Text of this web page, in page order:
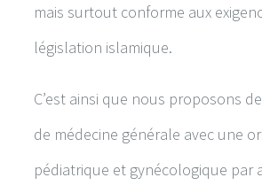
mais surtout conforme aux
législation islamique.
C’est ainsi que nous proposons
de médecine générale avec une
pédiatrique et gynécologique par